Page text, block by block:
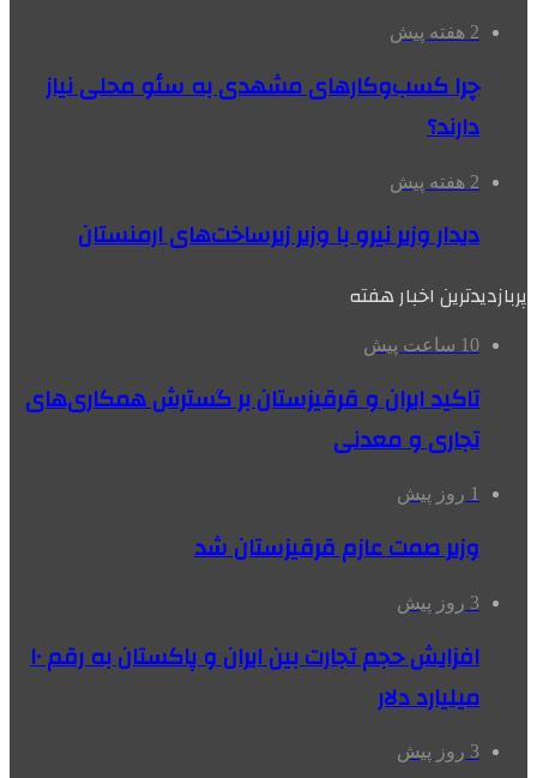
2 هفته پیش
چرا کسب‌وکارهای مشهدی به سئو محلی نیاز
دارند؟
2 هفته پیش
دیدار وزیر نیرو با وزیر زیرساخت‌های ارمنستان
پربازدیدترین اخبار هفته
10 ساعت پیش
تاکید ایران و قرقیزستان بر گسترش همکاری‌های
تجاری و معدنی
1 روز پیش
وزیر صمت عازم قرقیزستان شد
3 روز پیش
افزایش حجم تجارت بین ایران و پاکستان به رقم ۱۰
میلیارد دلار
3 روز پیش